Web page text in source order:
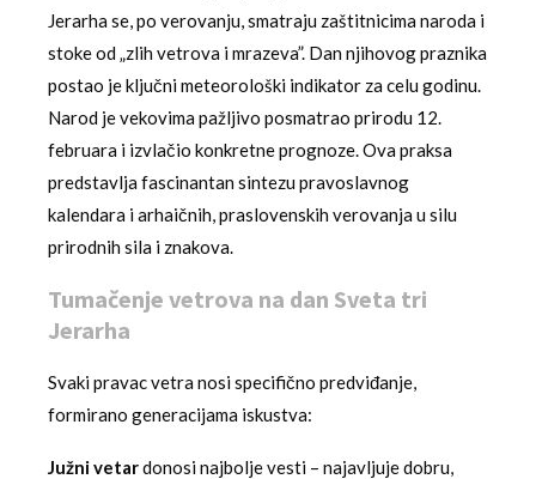
Jerarha se, po verovanju, smatraju zaštitnicima naroda i
stoke od „zlih vetrova i mrazeva”. Dan njihovog praznika
postao je ključni meteorološki indikator za celu godinu.
Narod je vekovima pažljivo posmatrao prirodu 12.
februara i izvlačio konkretne prognoze. Ova praksa
predstavlja fascinantan sintezu pravoslavnog
kalendara i arhaičnih, praslovenskih verovanja u silu
prirodnih sila i znakova.
Tumačenje vetrova na dan Sveta tri
Jerarha
Svaki pravac vetra nosi specifično predviđanje,
formirano generacijama iskustva:
Južni vetardonosi najbolje vesti – najavljuje dobru,